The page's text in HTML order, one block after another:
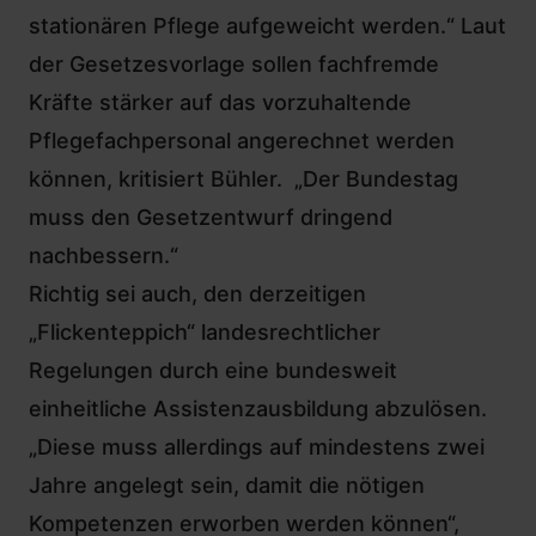
stationären Pflege aufgeweicht werden.“ Laut
der Gesetzesvorlage sollen fachfremde
Kräfte stärker auf das vorzuhaltende
Pflegefachpersonal angerechnet werden
können, kritisiert Bühler. „Der Bundestag
muss den Gesetzentwurf dringend
nachbessern.“
Richtig sei auch, den derzeitigen
„Flickenteppich“ landesrechtlicher
Regelungen durch eine bundesweit
einheitliche Assistenzausbildung abzulösen.
„Diese muss allerdings auf mindestens zwei
Jahre angelegt sein, damit die nötigen
Kompetenzen erworben werden können“,